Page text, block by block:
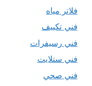
فلاتر مياه
فني تكييف
فني رسيفرات
فني ستلايت
فني صحي